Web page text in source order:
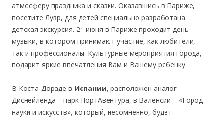
атмосферу праздника и сказки. Оказавшись в Париже,
посетите Лувр, для детей специально разработана
детская экскурсия. 21 июня в Париже проходит день
музыки, в котором принимают участие, как любители,
так и профессионалы. Культурные мероприятия города,
подарит яркие впечатления Вам и Вашему ребенку.
В Коста-Дораде в Испании, расположен аналог
Диснейленда – парк ПортАвентура, в Валенсии – «Город
науки и искусств», который, несомненно, будет